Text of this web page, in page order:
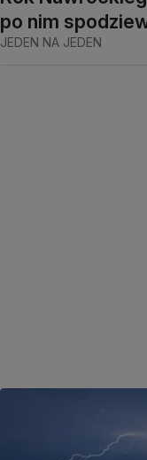
po nim
JEDEN NA JEDEN